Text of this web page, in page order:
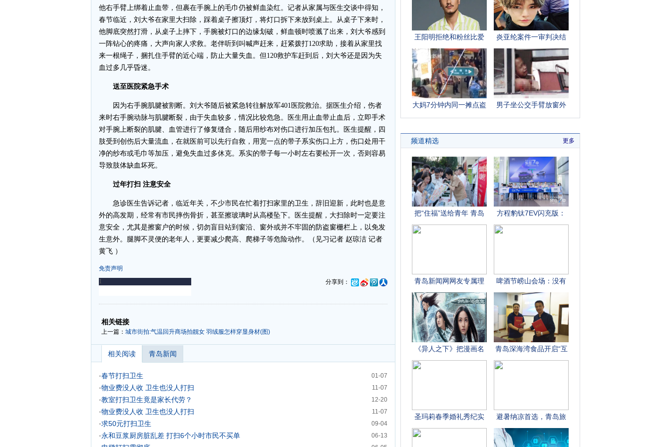
他右手臂上绑着止血带，但裹在手腕上的毛巾仍被鲜血染红。记者从家属与医生交谈中得知，
春节临近，刘大爷在家里大扫除，踩着桌子擦顶灯，将灯口拆下来放到桌上。从桌子下来时，
他脚底突然打滑，从桌子上摔下，手腕被灯口的边缘划破，鲜血顿时喷溅了出来，刘大爷感到
一阵钻心的疼痛，大声向家人求救。老伴听到叫喊声赶来，赶紧拨打120求助，接着从家里找
来一根绳子，捆扎住手臂的近心端，防止大量失血。但120救护车赶到后，刘大爷还是因为失
血过多几乎昏迷。
送至医院紧急手术
因为右手腕肌腱被割断。刘大爷随后被紧急转往解放军401医院救治。据医生介绍，伤者
来时右手腕动脉与肌腱断裂，由于失血较多，情况比较危急。医生用止血带止血后，立即手术
对手腕上断裂的肌腱、血管进行了修复缝合，随后用纱布对伤口进行加压包扎。医生提醒，四
肢受到创伤后大量流血，在就医前可以先行自救，用宽一点的带子系实伤口上方，伤口处用干
净的纱布或毛巾等加压，避免失血过多休克。系实的带子每一小时左右要松开一次，否则容易
导致肢体缺血坏死。
过年打扫 注意安全
急诊医生告诉记者，临近年关，不少市民在忙着打扫家里的卫生，辞旧迎新，此时也是意
外的高发期，经常有市民摔伤骨折，甚至擦玻璃时从高楼坠下。医生提醒，大扫除时一定要注
意安全，尤其是擦窗户的时候，切勿盲目站到窗沿、窗外或并不牢固的防盗窗栅栏上，以免发
生意外。腿脚不灵便的老年人，更要减少爬高、爬梯子等危险动作。（见习记者 赵琼洁 记者
黄飞 ）
免责声明
分享到：
-
相关链接
上一篇： 城市街拍:气温回升商场拍靓女 羽绒服怎样穿显身材(图)
相关阅读 青岛新闻
01-07
·春节打扫卫生
11-07
·物业费没人收 卫生也没人打扫
12-20
·教室打扫卫生竟是家长代劳？
11-07
·物业费没人收 卫生也没人打扫
09-04
·求50元打扫卫生
06-13
·永和豆浆厨房脏乱差 打扫6个小时市民不买单